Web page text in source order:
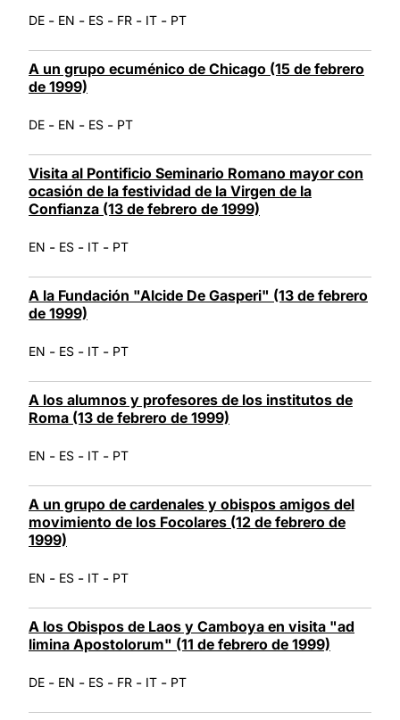
DE - EN - ES - FR - IT - PT
A un grupo ecuménico de Chicago (15 de febrero
de 1999)
DE - EN - ES - PT
Visita al Pontificio Seminario Romano mayor con
ocasión de la festividad de la Virgen de la
Confianza (13 de febrero de 1999)
EN - ES - IT - PT
A la Fundación "Alcide De Gasperi" (13 de febrero
de 1999)
EN - ES - IT - PT
A los alumnos y profesores de los institutos de
Roma (13 de febrero de 1999)
EN - ES - IT - PT
A un grupo de cardenales y obispos amigos del
movimiento de los Focolares (12 de febrero de
1999)
EN - ES - IT - PT
A los Obispos de Laos y Camboya en visita "ad
limina Apostolorum" (11 de febrero de 1999)
DE - EN - ES - FR - IT - PT